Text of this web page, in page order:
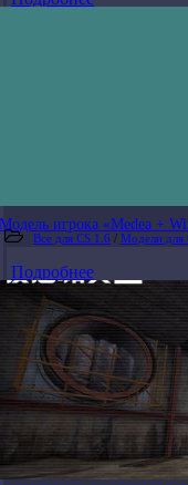
Модель игрока «Medea +
Все для CS 1.6 / Модели для
Подробнее